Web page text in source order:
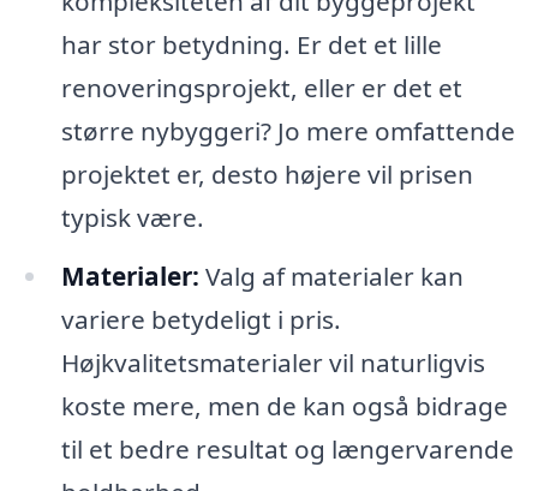
har stor betydning. Er det et lille
renoveringsprojekt, eller er det et
større nybyggeri? Jo mere omfattende
projektet er, desto højere vil prisen
typisk være.
Materialer: Valg af materialer kan
variere betydeligt i pris.
Højkvalitetsmaterialer vil naturligvis
koste mere, men de kan også bidrage
til et bedre resultat og længervarende